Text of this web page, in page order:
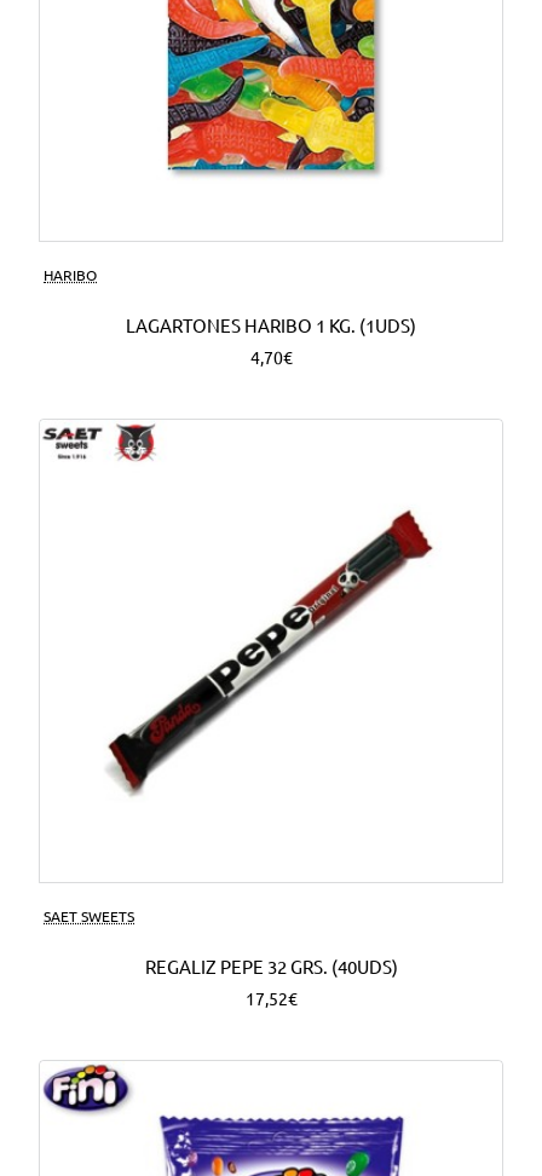
HARIBO
LAGARTONES HARIBO 1 KG. (1UDS)
4,70€
SAET SWEETS
REGALIZ PEPE 32 GRS. (40UDS)
17,52€